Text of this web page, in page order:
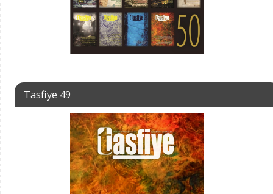
Tasfiye 49